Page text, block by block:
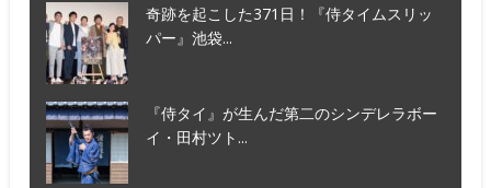
奇跡を起こした371日！『侍タイムスリッ
パー』池袋...
『侍タイ』が生んだ第二のシンデレラボー
イ・田村ツト...